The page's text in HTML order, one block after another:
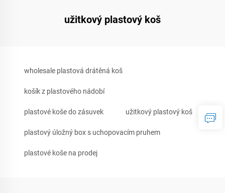
užitkový plastový koš
wholesale plastová drátěná koš
košík z plastového nádobí
plastové koše do zásuvek užitkový plastový koš
plastový úložný box s uchopovacím pruhem
plastové koše na prodej